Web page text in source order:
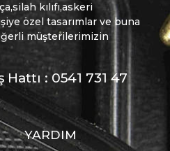
kılıfı,askeri
özel tasarımlar ve buna
müşterilerimizin
: 0541 731 47
YARDIM